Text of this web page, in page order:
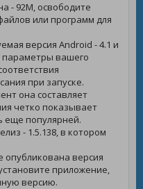
- 92M, освободите
или программ для
версия Android - 4.1 и
вашего
при запуске.
она составляет
четко показывает
еще популярней.
- 1.5.138, в котором
опубликована версия
приложение,
версию.